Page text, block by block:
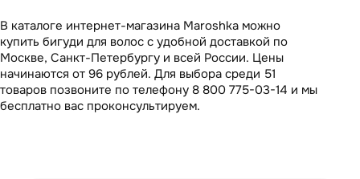
В каталоге интернет-магазина Maroshka можно
купить бигуди для волос с удобной доставкой по
Москве, Санкт-Петербургу и всей России. Цены
начинаются от 96 рублей. Для выбора среди 51
товаров позвоните по телефону 8 800 775-03-14 и мы
бесплатно вас проконсультируем.